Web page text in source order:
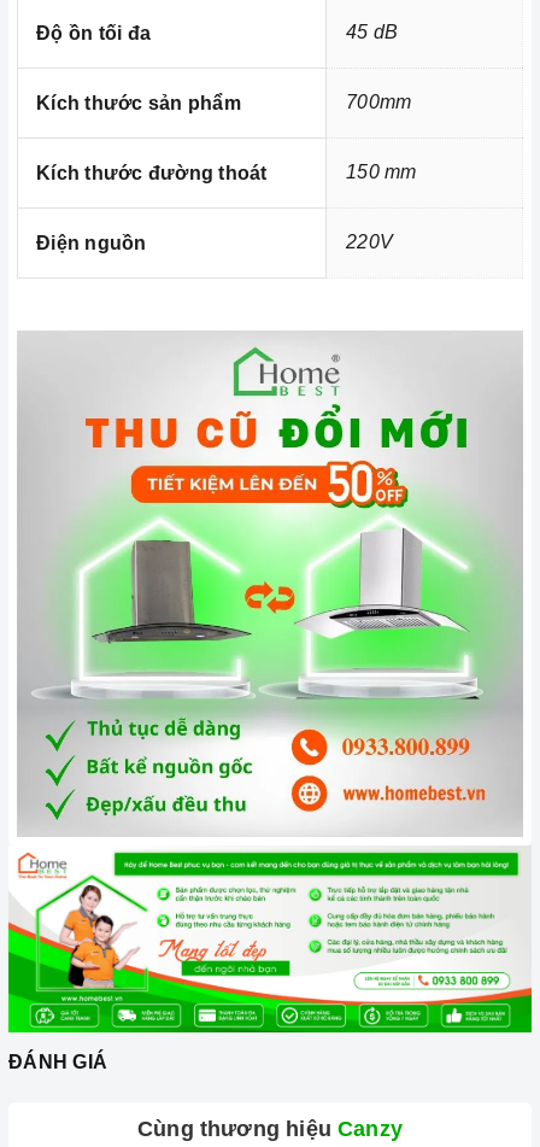
Độ ồn tối đa 45 dB
Kích thước sản phẩm 700mm
Kích thước đường thoát 150 mm
Điện nguồn 220V
ĐÁNH GIÁ
Cùng thương hiệuCanzy